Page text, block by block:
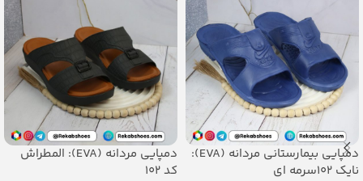
دمپایی بیمارستانی مردانه (EVA):
نایک 102سرمه ای
دمپایی مردانه (EVA): المطراش
کد 102